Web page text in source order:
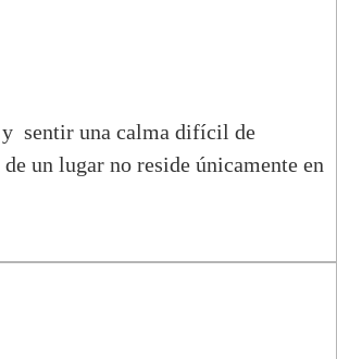
y sentir una calma difícil de
un lugar no reside únicamente en